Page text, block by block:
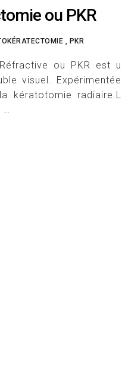
ou PKR
, PKR
ou PKR est
visuel.
kératotomie
…